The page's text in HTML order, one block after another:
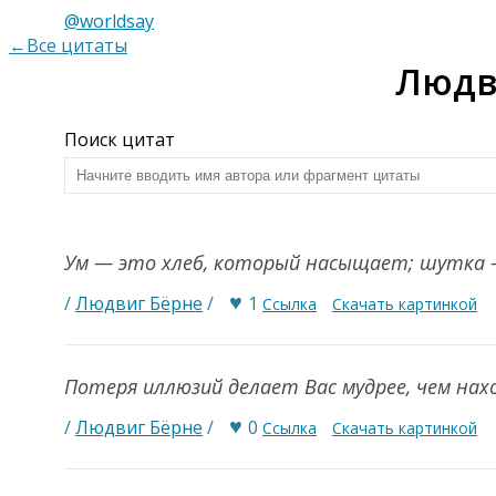
@worldsay
←Все цитаты
Поиск цитат
Ум — это хлеб, который насыщает;
/Людвиг Бёрне / ♥ 1 Ссылка Скачать картинкой
Потеря иллюзий делает Вас мудрее, чем
/Людвиг Бёрне / ♥ 0 Ссылка Скачать картинкой